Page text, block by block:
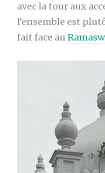
avec la tour aux
l’ensemble est
fait face au